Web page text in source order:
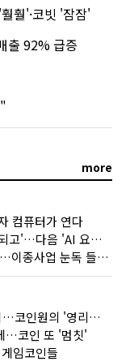
훨'·코빗 '잠잠'
출 92% 급증
more
컴퓨터가 연다
'마그네슘 되고 칼슘 안되고'…다음 'AI 요약' 갈 길은
테마파크에 요양원까지…이종사업 눈독 들이는 게임사
700억 절감·경영권 유지…코인원의 '영리한 딜'
…코인 또 '멈칫'
임코인들